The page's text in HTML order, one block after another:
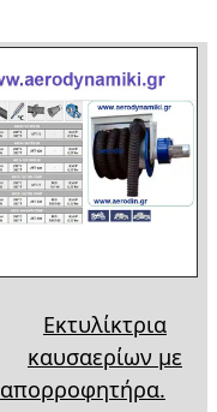
Εκτυλίκτρια
καυσαερίων με
απορροφητήρα.